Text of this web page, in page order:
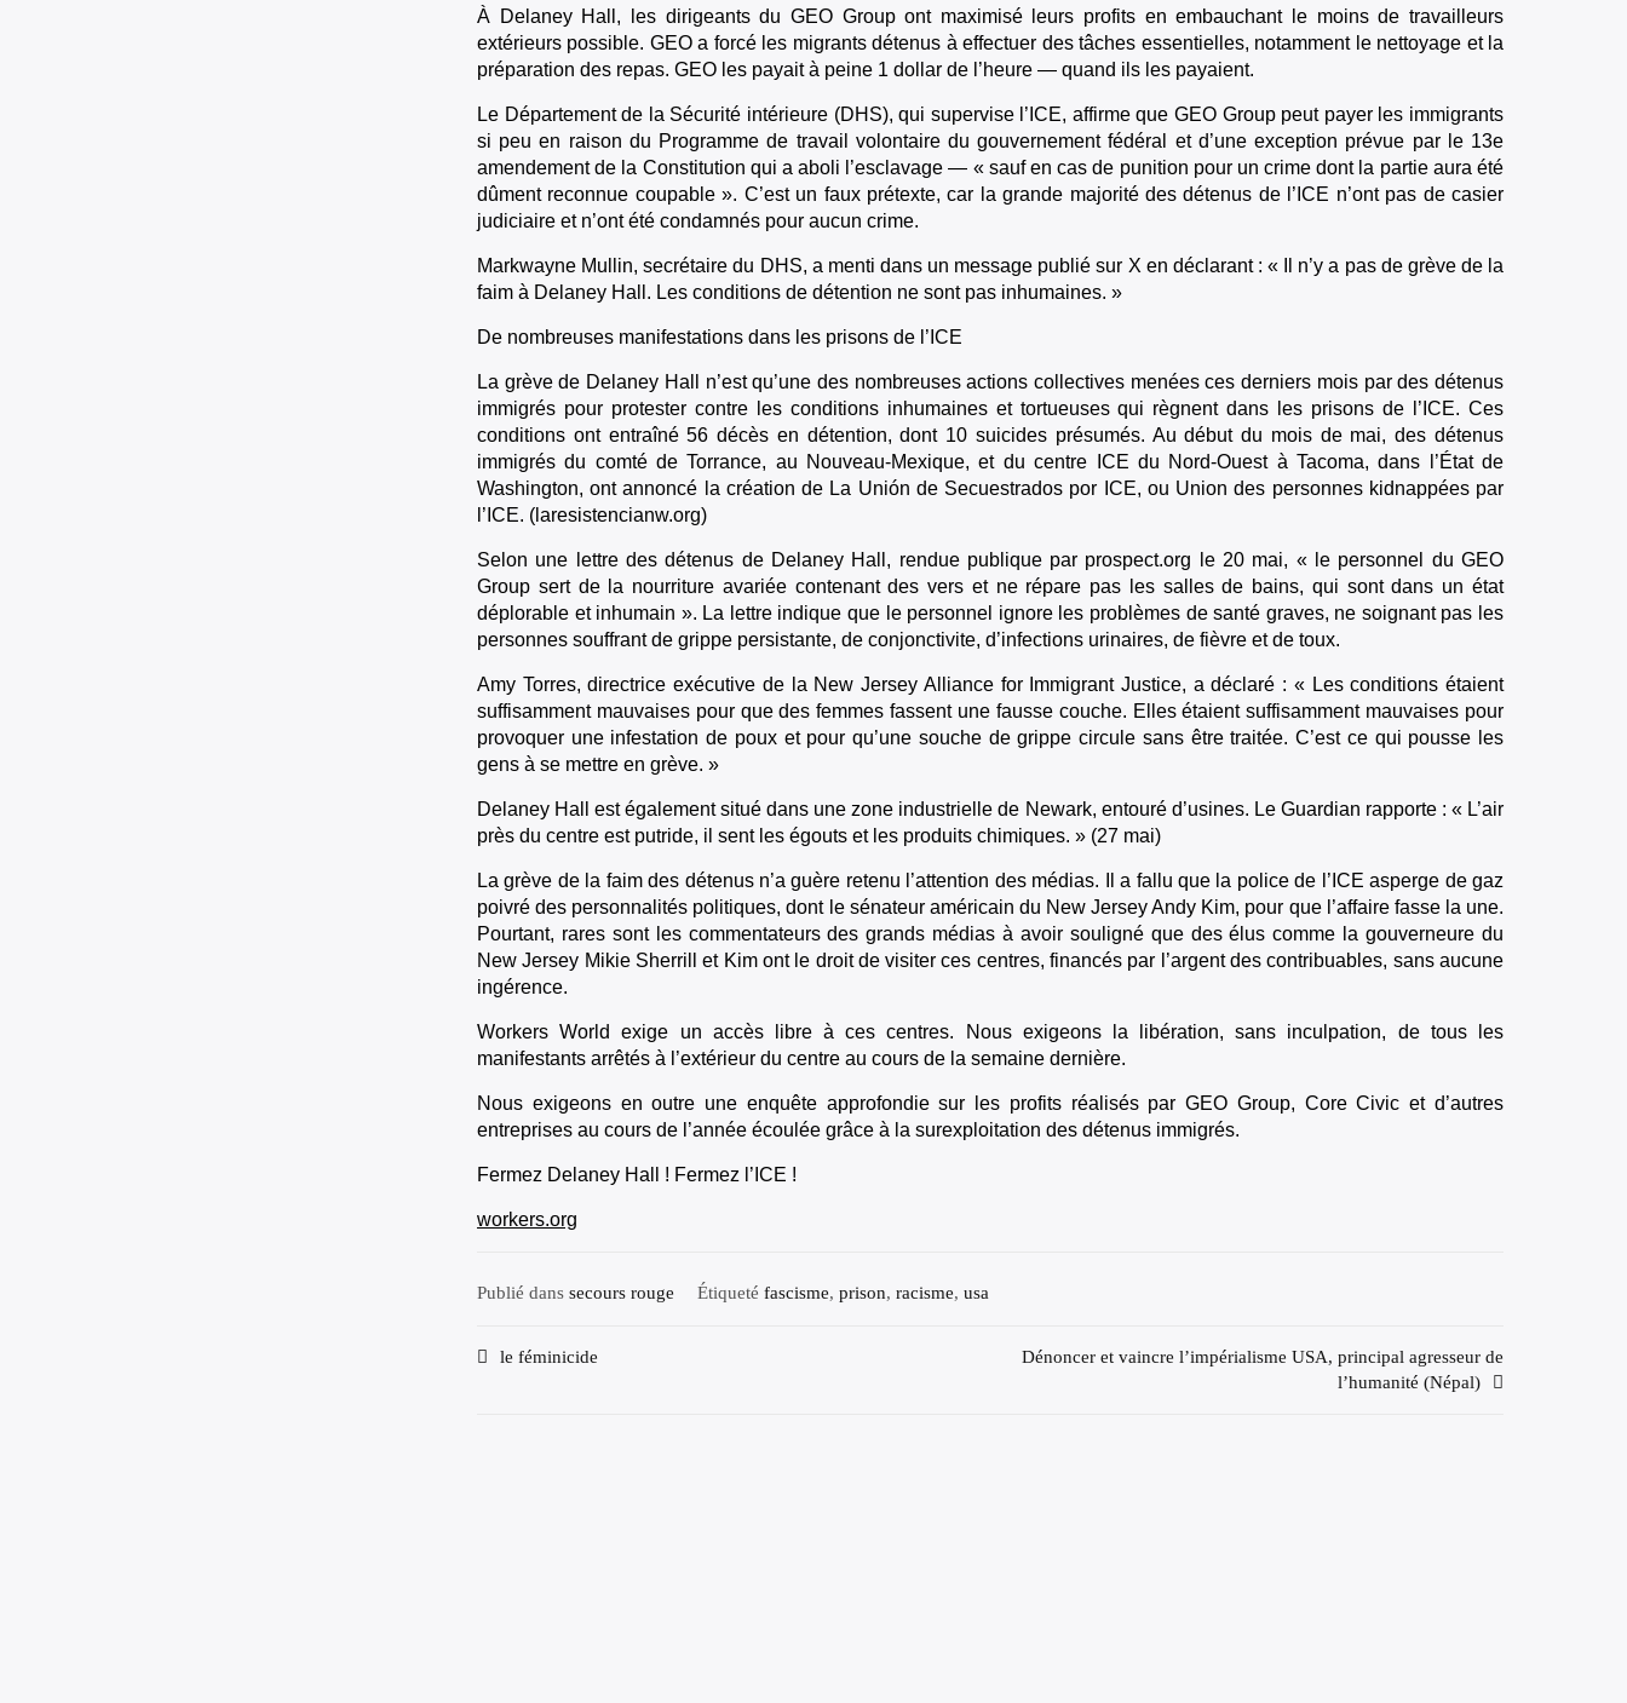
À Delaney Hall, les dirigeants du GEO Group ont maximisé leurs profits en embauchant le moins de travailleurs
extérieurs possible. GEO a forcé les migrants détenus à effectuer des tâches essentielles, notamment le nettoyage et la
préparation des repas. GEO les payait à peine 1 dollar de l’heure — quand ils les payaient.
Le Département de la Sécurité intérieure (DHS), qui supervise l’ICE, affirme que GEO Group peut payer les immigrants
si peu en raison du Programme de travail volontaire du gouvernement fédéral et d’une exception prévue par le 13e
amendement de la Constitution qui a aboli l’esclavage — « sauf en cas de punition pour un crime dont la partie aura été
dûment reconnue coupable ». C’est un faux prétexte, car la grande majorité des détenus de l’ICE n’ont pas de casier
judiciaire et n’ont été condamnés pour aucun crime.
Markwayne Mullin, secrétaire du DHS, a menti dans un message publié sur X en déclarant : « Il n’y a pas de grève de la
faim à Delaney Hall. Les conditions de détention ne sont pas inhumaines. »
De nombreuses manifestations dans les prisons de l’ICE
La grève de Delaney Hall n’est qu’une des nombreuses actions collectives menées ces derniers mois par des détenus
immigrés pour protester contre les conditions inhumaines et tortueuses qui règnent dans les prisons de l’ICE. Ces
conditions ont entraîné 56 décès en détention, dont 10 suicides présumés. Au début du mois de mai, des détenus
immigrés du comté de Torrance, au Nouveau-Mexique, et du centre ICE du Nord-Ouest à Tacoma, dans l’État de
Washington, ont annoncé la création de La Unión de Secuestrados por ICE, ou Union des personnes kidnappées par
l’ICE. (laresistencianw.org)
Selon une lettre des détenus de Delaney Hall, rendue publique par prospect.org le 20 mai, « le personnel du GEO
Group sert de la nourriture avariée contenant des vers et ne répare pas les salles de bains, qui sont dans un état
déplorable et inhumain ». La lettre indique que le personnel ignore les problèmes de santé graves, ne soignant pas les
personnes souffrant de grippe persistante, de conjonctivite, d’infections urinaires, de fièvre et de toux.
Amy Torres, directrice exécutive de la New Jersey Alliance for Immigrant Justice, a déclaré : « Les conditions étaient
suffisamment mauvaises pour que des femmes fassent une fausse couche. Elles étaient suffisamment mauvaises pour
provoquer une infestation de poux et pour qu’une souche de grippe circule sans être traitée. C’est ce qui pousse les
gens à se mettre en grève. »
Delaney Hall est également situé dans une zone industrielle de Newark, entouré d’usines. Le Guardian rapporte : « L’air
près du centre est putride, il sent les égouts et les produits chimiques. » (27 mai)
La grève de la faim des détenus n’a guère retenu l’attention des médias. Il a fallu que la police de l’ICE asperge de gaz
poivré des personnalités politiques, dont le sénateur américain du New Jersey Andy Kim, pour que l’affaire fasse la une.
Pourtant, rares sont les commentateurs des grands médias à avoir souligné que des élus comme la gouverneure du
New Jersey Mikie Sherrill et Kim ont le droit de visiter ces centres, financés par l’argent des contribuables, sans aucune
ingérence.
Workers World exige un accès libre à ces centres. Nous exigeons la libération, sans inculpation, de tous les
manifestants arrêtés à l’extérieur du centre au cours de la semaine dernière.
Nous exigeons en outre une enquête approfondie sur les profits réalisés par GEO Group, Core Civic et d’autres
entreprises au cours de l’année écoulée grâce à la surexploitation des détenus immigrés.
Fermez Delaney Hall ! Fermez l’ICE !
workers.org
Publié dans secours rouge Étiqueté fascisme, prison, racisme, usa
Navigation
le féminicide
Dénoncer et vaincre l’impérialisme USA, principal agresseur de
l’humanité (Népal)